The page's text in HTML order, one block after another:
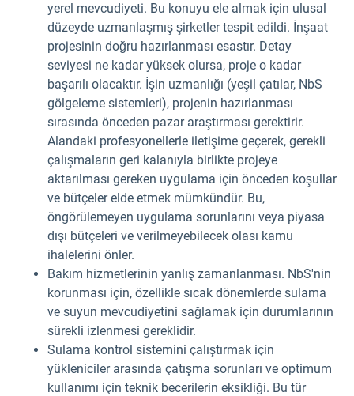
yerel mevcudiyeti. Bu konuyu ele almak için ulusal
düzeyde uzmanlaşmış şirketler tespit edildi. İnşaat
projesinin doğru hazırlanması esastır. Detay
seviyesi ne kadar yüksek olursa, proje o kadar
başarılı olacaktır. İşin uzmanlığı (yeşil çatılar, NbS
gölgeleme sistemleri), projenin hazırlanması
sırasında önceden pazar araştırması gerektirir.
Alandaki profesyonellerle iletişime geçerek, gerekli
çalışmaların geri kalanıyla birlikte projeye
aktarılması gereken uygulama için önceden koşullar
ve bütçeler elde etmek mümkündür. Bu,
öngörülemeyen uygulama sorunlarını veya piyasa
dışı bütçeleri ve verilmeyebilecek olası kamu
ihalelerini önler.
Bakım hizmetlerinin yanlış zamanlanması. NbS'nin
korunması için, özellikle sıcak dönemlerde sulama
ve suyun mevcudiyetini sağlamak için durumlarının
sürekli izlenmesi gereklidir.
Sulama kontrol sistemini çalıştırmak için
yükleniciler arasında çatışma sorunları ve optimum
kullanımı için teknik becerilerin eksikliği. Bu tür